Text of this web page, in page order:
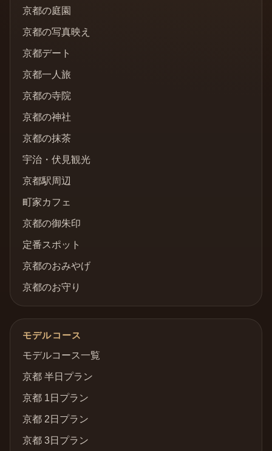
京都の庭園
京都の写真映え
京都デート
京都一人旅
京都の寺院
京都の神社
京都の抹茶
宇治・伏見観光
京都駅周辺
町家カフェ
京都の御朱印
定番スポット
京都のおみやげ
京都のお守り
モデルコース
モデルコース一覧
京都 半日プラン
京都 1日プラン
京都 2日プラン
京都 3日プラン